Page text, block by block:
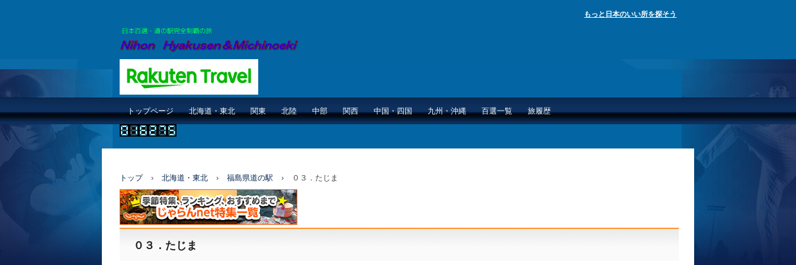
もっと日本のいい所を探そう
トップページ 北海道・東北 関東 北陸 中部 関西 中国・四国 九州・沖縄 百選一覧 旅履歴
トップ › 北海道・東北 › 福島県道の駅 › ０３．たじま
０３．たじま